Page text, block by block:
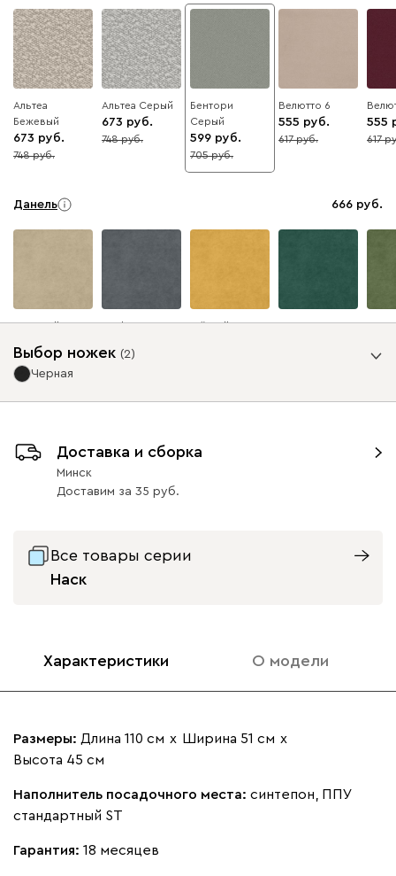
Альтеа
Бежевый
673
10
748
Альтеа Серый
673
10
748
Бентори
Серый
599
15
705
Велютто 6
555
10
617
555
10
617
Данель 666
Бежевый Графит Жёлтый Изумруд
Бентори
Выбор ножек (2)
Черная
Оливковый
Доставка и сборка
Минск
Доставим за 35
Все товары серии
Наск
Характеристики О модели
Размеры: Длина 110 см х Ширина 51 см х
Высота 45 см
Наполнитель посадочного места: синтепон, ППУ
стандартный ST
Гарантия: 18 месяцев